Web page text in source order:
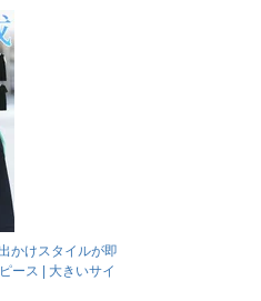
かけスタイルが即
ース | 大きいサイ